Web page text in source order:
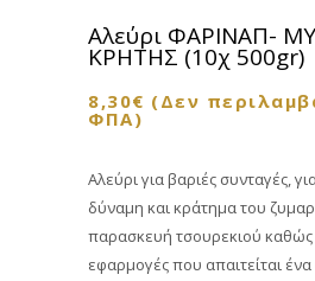
Αλεύρι ΦΑΡΙΝΑΠ-
ΚΡΗΤΗΣ (10χ 500gr)
8,30€ (Δεν
ΦΠΑ)
Αλεύρι για βαριές συνταγές,
δύναμη και κράτημα του
παρασκευή τσουρεκιού καθώς
εφαρμογές που απαιτείται ένα